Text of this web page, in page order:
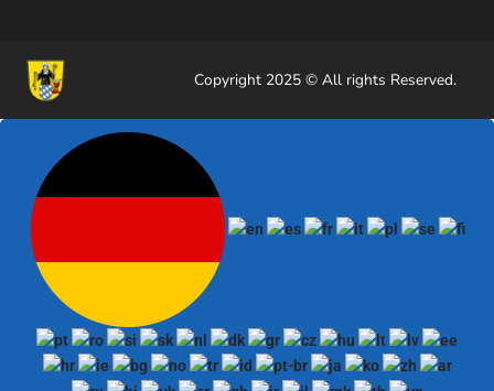
Copyright 2025 © All rights Reserved.